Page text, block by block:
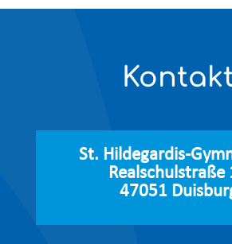
St. Hildegardis-
Realschulstraße
47051